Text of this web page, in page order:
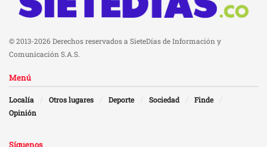
© 2013-2026 Derechos reservados a SieteDías de Información y
Comunicación S.A.S.
Menú
Localía Otros lugares Deporte Sociedad
Finde
Opinión
Síguenos